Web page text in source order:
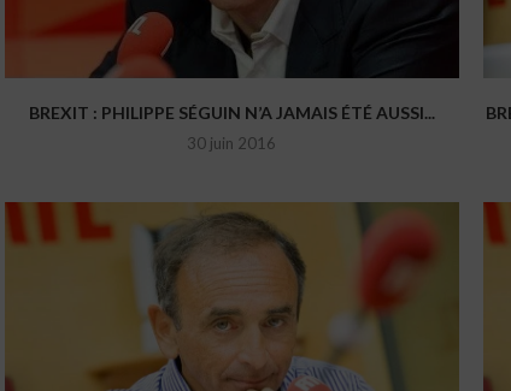
BREXIT : PHILIPPE SÉGUIN N’A JAMAIS ÉTÉ AUSSI...
30 juin 2016